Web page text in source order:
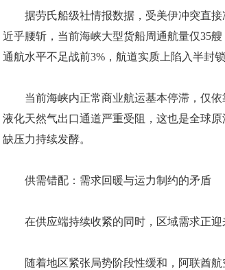
据劳氏船级社情报数据，受美伊冲突直接
近乎腰斩，当前海峡大型货船周通航量仅35
通航水平不足战前3%，航道实质上陷入半封锁
当前海峡内正常商业航运基本停滞，仅依
液化天然气出口通道严重受阻，这也是全球
缺压力持续发酵。
供需错配：需求回暖与运力制约的矛盾
在供应端持续收紧的同时，区域需求正迎
随着地区紧张局势阶段性缓和，阿联酋航